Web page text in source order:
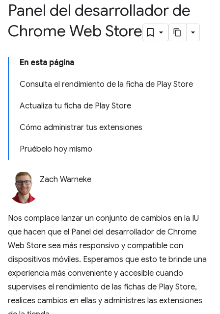
Panel del desarrollador de
Chrome Web Store
En esta página
Consulta el rendimiento de la ficha de Play Store
Actualiza tu ficha de Play Store
Cómo administrar tus extensiones
Pruébelo hoy mismo
Zach Warneke
Nos complace lanzar un conjunto de cambios en la IU
que hacen que el Panel del desarrollador de Chrome
Web Store sea más responsivo y compatible con
dispositivos móviles. Esperamos que esto te brinde una
experiencia más conveniente y accesible cuando
supervises el rendimiento de las fichas de Play Store,
realices cambios en ellas y administres las extensiones